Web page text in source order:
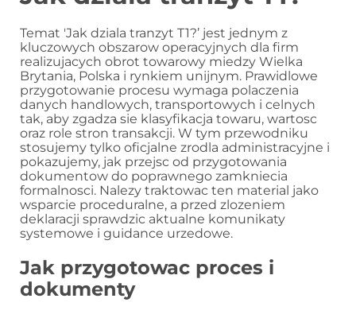
Temat 'Jak dziala tranzyt T1?’ jest jednym z
kluczowych obszarow operacyjnych dla firm
realizujacych obrot towarowy miedzy Wielka
Brytania, Polska i rynkiem unijnym. Prawidlowe
przygotowanie procesu wymaga polaczenia
danych handlowych, transportowych i celnych
tak, aby zgadza sie klasyfikacja towaru, wartosc
oraz role stron transakcji. W tym przewodniku
stosujemy tylko oficjalne zrodla administracyjne i
pokazujemy, jak przejsc od przygotowania
dokumentow do poprawnego zamkniecia
formalnosci. Nalezy traktowac ten material jako
wsparcie proceduralne, a przed zlozeniem
deklaracji sprawdzic aktualne komunikaty
systemowe i guidance urzedowe.
Jak przygotowac proces i
dokumenty